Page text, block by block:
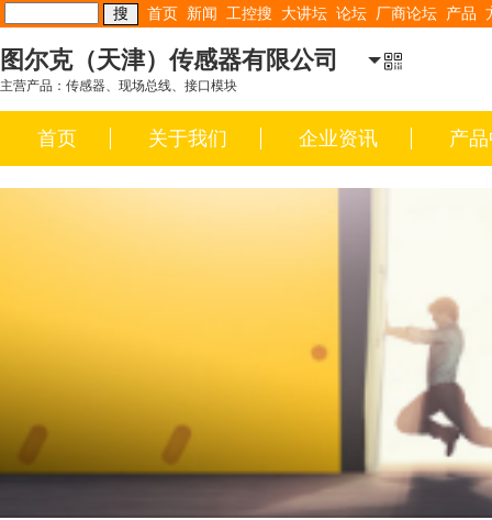
首页 新闻 工控搜 大讲坛 论坛 厂商论坛 产品
图尔克（天津）传感器有限公司
主营产品：传感器、现场总线、接口模块
首页 关于我们 企业资讯 产